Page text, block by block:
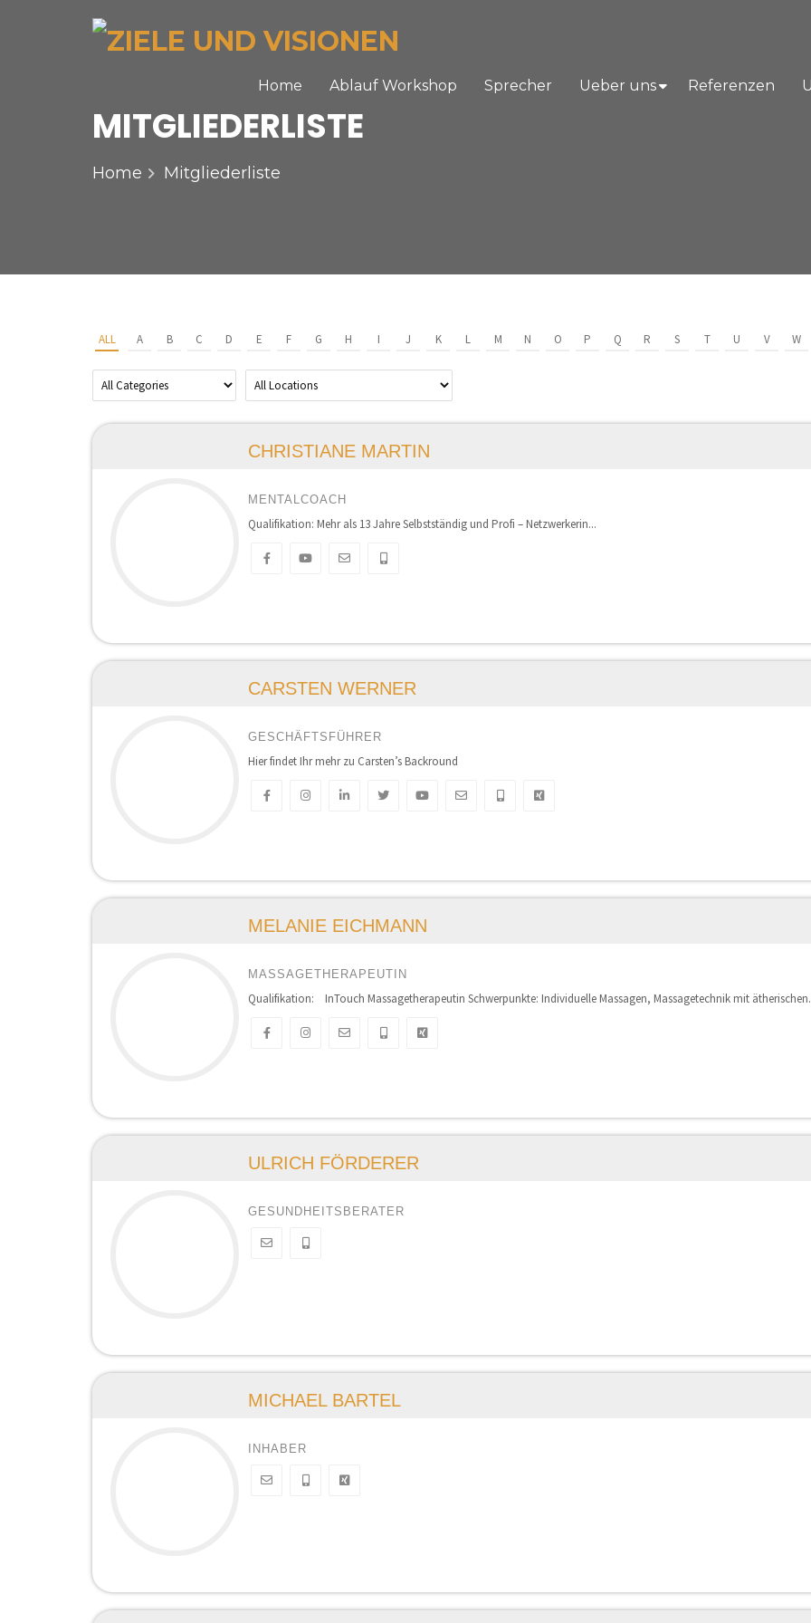
Home Ablauf Workshop Sprecher Ueber uns Referenzen
MITGLIEDERLISTE
Home Mitgliederliste
ALL A B C D E F G H I J K L M N O P Q R S T U V W
CHRISTIANE MARTIN
MENTALCOACH
Qualifikation: Mehr als 13 Jahre Selbstständig und Profi – Netzwerkerin...
CARSTEN WERNER
GESCHÄFTSFÜHRER
Hier findet Ihr mehr zu Carsten’s Backround
MELANIE EICHMANN
MASSAGETHERAPEUTIN
Qualifikation: InTouch Massagetherapeutin Schwerpunkte: Individuelle Massagen, Massagetechnik mit
ULRICH FÖRDERER
GESUNDHEITSBERATER
MICHAEL BARTEL
INHABER